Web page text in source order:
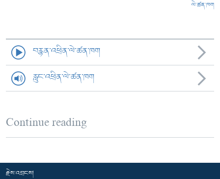
ལེ་ཚན་ཁག
བརྙན་འཕྲིན་ལེ་ཚན་ཁག
རླུང་འཕྲིན་ལེ་ཚན་ཁག
Continue reading
རྗེས་འབྲངས།